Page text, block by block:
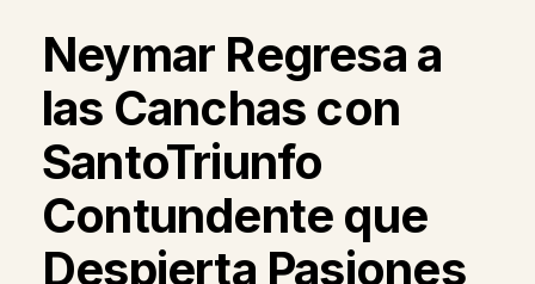
Neymar Regresa a
las Canchas con
SantoTriunfo
Contundente que
Despierta Pasiones